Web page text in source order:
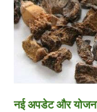
नई अपडेट और